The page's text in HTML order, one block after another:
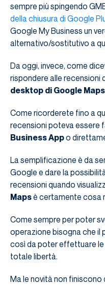
sempre più spingendo
della chiusura di Google
Google My Business un
alternativo/sostitutivo a
Da oggi, invece, come
rispondere alle recensioni
desktop di Google Maps
Come ricorderete fino a
recensioni poteva essere
Business Appo
La semplificazione è da
Google e dare la
recensioni quando
Mapsè certamente cosa
Come sempre per poter
operazione bisogna che il
così da poter effettuare le
totale libertà.
Ma le novità non